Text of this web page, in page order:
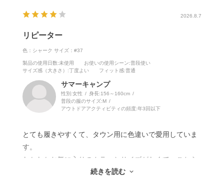
2026.8.7
リピーター
色：シャーク サイズ：#37
製品の使用日数:未使用 お使いの使用シーン:普段使い
サイズ感（大きさ） :丁度よい フィット感:普通
サマーキャンプ
性別:女性 身長:156～160cm
普段の服のサイズ:M
アウトドアアクティビティの頻度:年3回以下
とても履きやすくて、タウン用に色違いで愛用していま
す。
なかなかお気に入りのカラーとサイズがなくて、こちら
のサイトを見つけ購入できました。前回はお得なアウト
続きを読む
れる靴、それでいてシブくて格好がつく、こんな靴を長
スエードはほどよい防水性と通気性を兼ね備え、柔らか
さのなかにも適度なコシを忘れていない。包み込むよう
な気持ち良さは足を入れた一日目で分かる。欠点はほぼ
ない。あえて注意点を挙げるなら、私の足にはやや細身
であることか。実寸26.5cm、スニーカー27.5cm、クラ
イミングシューズは41.5、トレック・アプローチ系は43
だが、モヒートに関しては44を選ぶ。タテがやや余る
地味な点だが評価しておきたいのはソール。ビブラムス
する。しかも、踏みごたえに違和感はなく、すたすた足